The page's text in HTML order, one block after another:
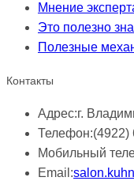
Мнение
Это полезно
Полезные
Контакты
Адрес:г.
Телефон:(4922)
Мобильный
Email: